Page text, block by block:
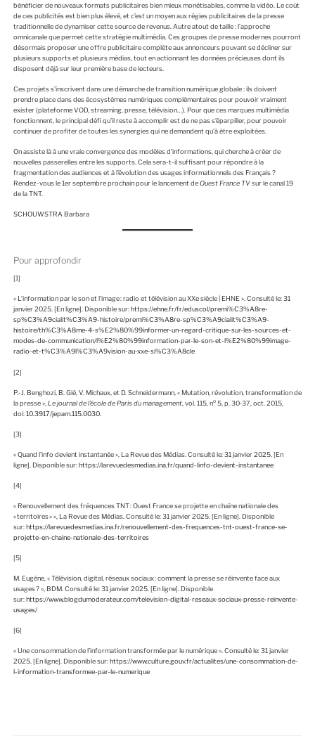
bénéficier de nouveaux formats publicitaires bien mieux monétisables, comme la vidéo. Le coût
de ces publicités est bien plus élevé, et c’est un moyen aux régies publicitaires de la presse
traditionnelle de dynamiser cette source de revenus. Autre atout de taille : l’approche
omnicanale que permet cette stratégie multimédia. Ces groupes de presse modernes pourront
désormais proposer une offre publicitaire complète aux annonceurs pouvant se décliner sur
plusieurs supports et plusieurs médias, tout en actionnant les données précieuses dont ils
disposent déjà sur leur première base de lecteurs.
Ces projets s’inscrivent dans une démarche de transition numérique globale : ils doivent
prendre place dans des écosystèmes numériques complémentaires pour pouvoir vraiment
exister (plateforme VOD, streaming, presse, télévision…). Pour que ces marques multimédia
fonctionnent, le principal défi qu’il reste à accomplir est de ne pas s’éparpiller, pour pouvoir
continuer de profiter de toutes les synergies qui ne demandent qu’à être exploitées.
On assiste là à une vraie convergence des modèles d’informations, qui cherche à créer de
nouvelles passerelles entre les supports. Cela sera-t-il suffisant pour répondre à la
fragmentation des audiences et à l’évolution des usages informationnels des Français ?
Rendez-vous le 1er septembre prochain pour le lancement deOuest France TVsur le canal 19
de la TNT.
SCHOUWSTRA Barbara
Pour approfondir
[1]
« L’information par le son et l’image : radio et télévision au XXe siècle | EHNE ». Consulté le: 31
janvier 2025. [En ligne]. Disponible sur: https://ehne.fr/fr/eduscol/premi%C3%A8re-
sp%C3%A9cialit%C3%A9-histoire/premi%C3%A8re-sp%C3%A9cialit%C3%A9-
histoire/th%C3%A8me-4-s%E2%80%99informer-un-regard-critique-sur-les-sources-et-
modes-de-communication/l%E2%80%99information-par-le-son-et-l%E2%80%99image-
radio-et-t%C3%A9l%C3%A9vision-au-xxe-si%C3%A8cle
[2]
P.-J. Benghozi, B. Gié, V. Michaux, et D. Schneidermann, « Mutation, révolution, transformation de
la presse », Le journal de l’école de Paris du management, vol. 115, no5, p. 30‑37, oct. 2015,
doi:10.3917/jepam.115.0030.
[3]
« Quand l’info devient instantanée », La Revue des Médias. Consulté le: 31 janvier 2025. [En
ligne]. Disponible sur:https://larevuedesmedias.ina.fr/quand-linfo-devient-instantanee
[4]
« Renouvellement des fréquences TNT : Ouest France se projette en chaîne nationale des
« territoires » », La Revue des Médias. Consulté le: 31 janvier 2025. [En ligne]. Disponible
sur:https://larevuedesmedias.ina.fr/renouvellement-des-frequences-tnt-ouest-france-se-
projette-en-chaine-nationale-des-territoires
[5]
M. Eugène, « Télévision, digital, réseaux sociaux : comment la presse se réinvente face aux
usages ? », BDM. Consulté le: 31 janvier 2025. [En ligne]. Disponible
sur:https://www.blogdumoderateur.com/television-digital-reseaux-sociaux-presse-reinvente-
usages/
[6]
« Une consommation de l’information transformée par le numérique ». Consulté le: 31 janvier
2025. [En ligne]. Disponible sur:https://www.culture.gouv.fr/actualites/une-consommation-de-
l-information-transformee-par-le-numerique